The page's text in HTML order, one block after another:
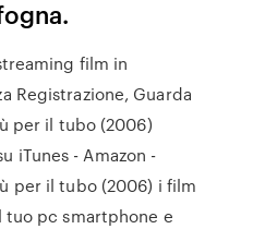
film in
Registrazione, Guarda
per il tubo (2006)
iTunes - Amazon -
per il tubo (2006) i film
pc smartphone e